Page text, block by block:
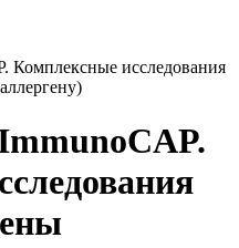
Комплексные исследования